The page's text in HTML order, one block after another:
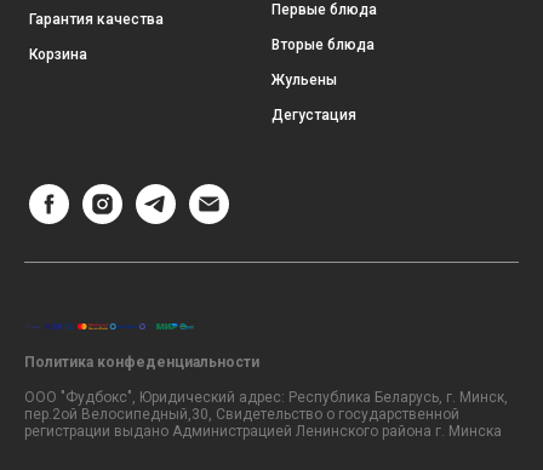
Гарантия качества
Корзина
Первые блюда
Вторые блюда
Жульены
Дегустация
Политика конфеденциальности
ООО "Фудбокс", Юридический адрес: Республика Беларусь, г. Минск,
пер.2ой Велосипедный,30, Свидетельство о государственной
регистрации выдано Администрацией Ленинского района г. Минска